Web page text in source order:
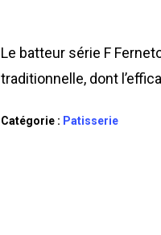
Le batteur série F
traditionnelle, dont
Catégorie : Patisserie